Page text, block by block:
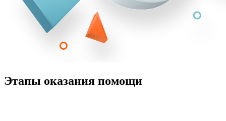
Этапы оказания помощи